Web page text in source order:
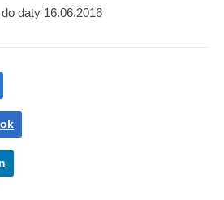
daty 16.06.2016